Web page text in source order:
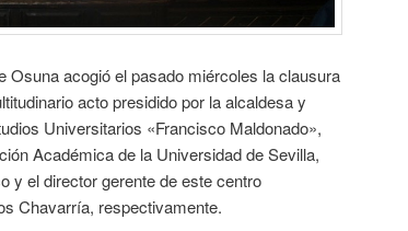
Osuna acogió el pasado miércoles la clausura
acto presidido por la alcaldesa y
Universitarios «Francisco Maldonado»,
Académica de la Universidad de Sevilla,
y el director gerente de este centro
Chavarría, respectivamente.